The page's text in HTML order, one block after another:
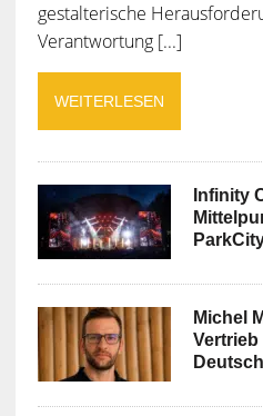
gestalterische
Verantwortung [...]
WEITERLESEN
Infinity
Michel